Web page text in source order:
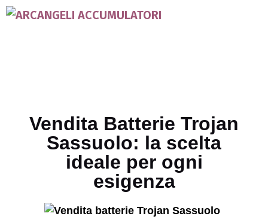
Vendita Batterie Trojan
Sassuolo: la scelta
ideale per ogni
esigenza